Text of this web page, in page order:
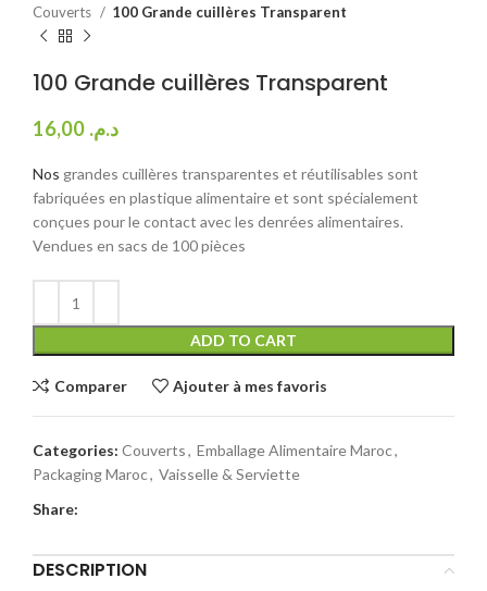
Couverts
100 Grande cuillères Transparent
100 Grande cuillères Transparent
د.م.
Nos grandes cuillères transparentes et réutilisables sont
fabriquées en plastique alimentaire et sont spécialement
conçues pour le contact avec les denrées alimentaires.
Vendues en sacs de 100 pièces
ADD TO CART
Comparer Ajouter à mes favoris
Categories: Couverts, Emballage Alimentaire Maroc,
Packaging Maroc, Vaisselle & Serviette
Share:
DESCRIPTION